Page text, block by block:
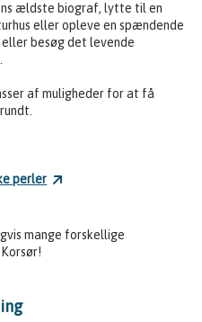
ældste biograf, lytte til en
eller opleve en spændende
besøg det levende
af muligheder for at få
perler
mange forskellige